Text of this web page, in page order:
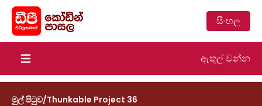
සිංහල
Open main menu ඇතුල් වන්න
මුල් පිටුව/Thunkable Project 36